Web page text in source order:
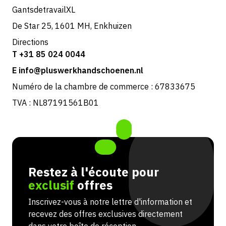
GantsdetravailXL
De Star 25, 1601 MH, Enkhuizen
Directions
T +31 85 024 0044
E info@pluswerkhandschoenen.nl
Numéro de la chambre de commerce : 67833675
TVA : NL87191561B01
Restez à l'écoute pour
exclusif offres
Inscrivez-vous à notre lettre d'information et
recevez des offres exclusives directement